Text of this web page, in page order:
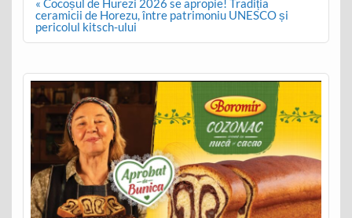
navigation
ceramicii de Horezu, între patrimoniu UNESCO și
pericolul kitsch-ului